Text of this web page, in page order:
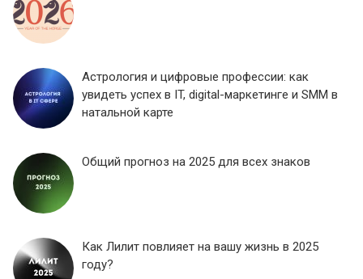
Астрология и цифровые профессии: как
увидеть успех в IT, digital-маркетинге и SMM в
натальной карте
Общий прогноз на 2025 для всех знаков
Как Лилит повлияет на вашу жизнь в 2025
году?